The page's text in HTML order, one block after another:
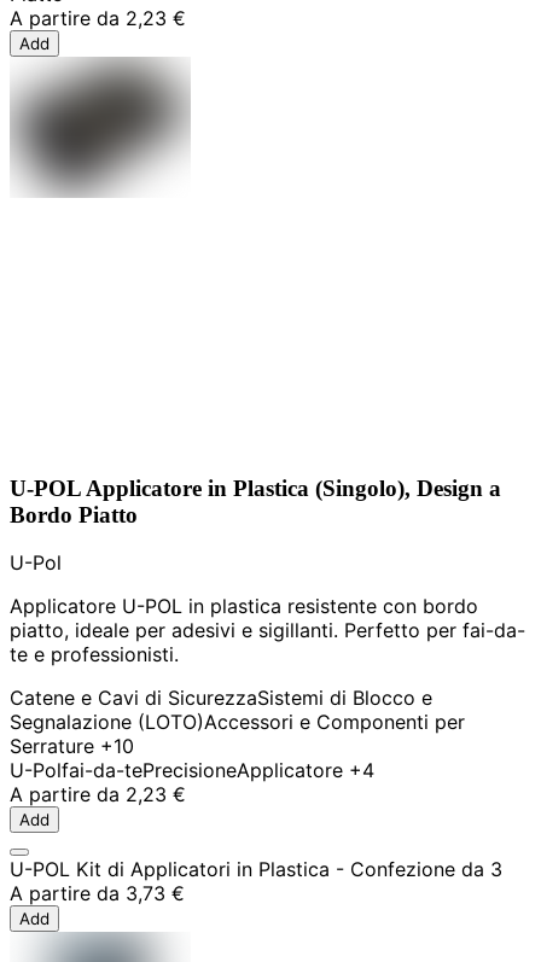
A partire da 2,23 €
Add
U-POL Applicatore in Plastica (Singolo), Design a
Bordo Piatto
U-Pol
Applicatore U-POL in plastica resistente con bordo
piatto, ideale per adesivi e sigillanti. Perfetto per fai-da-
te e professionisti.
Catene e Cavi di SicurezzaSistemi di Blocco e
Segnalazione (LOTO)Accessori e Componenti per
Serrature +10
U-Polfai-da-tePrecisioneApplicatore +4
A partire da 2,23 €
Add
U-POL Kit di Applicatori in Plastica - Confezione da 3
A partire da 3,73 €
Add